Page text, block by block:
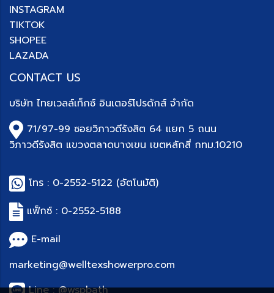
INSTAGRAM
TIKTOK
SHOPEE
LAZADA
CONTACT US
บริษัท ไทยเวลล์เท็กซ์ อินเตอร์โปรดักส์ จำกัด
71/97-99 ซอยวิภาวดีรังสิต 64 แยก 5 ถนน
วิภาวดีรังสิต แขวงตลาดบางเขน เขตหลักสี่ กทม.10210
โทร : 0-2552-5122 (อัตโนมัติ)
แฟ็กซ์ : 0-2552-5188
E-mail
marketing@welltexshowerpro.com